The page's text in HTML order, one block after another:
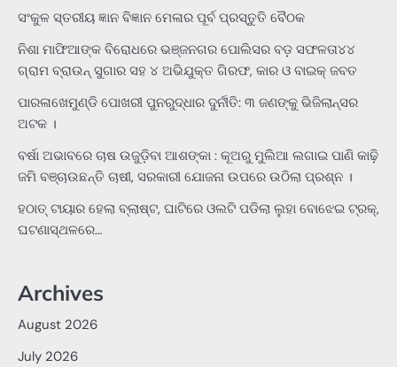
ସଂକୁଳ ସ୍ତରୀୟ ଜ୍ଞାନ ବିଜ୍ଞାନ ମେଳାର ପୂର୍ବ ପ୍ରସ୍ତୁତି ବୈଠକ
ନିଶା ମାଫିଆଙ୍କ ବିରୋଧରେ ଭଞ୍ଜନଗର ପୋଲିସର ବଡ଼ ସଫଳତା୪୪
ଗ୍ରାମ ବ୍ରାଉନ୍ ସୁଗାର ସହ ୪ ଅଭିଯୁକ୍ତ ଗିରଫ, କାର ଓ ବାଇକ୍ ଜବତ
ପାରଳାଖେମୁଣ୍ଡି ପୋଖରୀ ପୁନରୁଦ୍ଧାର ଦୁର୍ନୀତି: ୩ ଜଣଙ୍କୁ ଭିଜିଲାନ୍ସର
ଅଟକ ।
ବର୍ଷା ଅଭାବରେ ଚାଷ ଉଜୁଡ଼ିବା ଆଶଙ୍କା : କୂଅରୁ ମୁଲିଆ ଲଗାଇ ପାଣି କାଢ଼ି
ଜମି ବଞ୍ଚାଉଛନ୍ତି ଚାଷୀ, ସରକାରୀ ଯୋଜନା ଉପରେ ଉଠିଲା ପ୍ରଶ୍ନ ।
ହଠାତ୍‌ ଟାୟାର ହେଲା ବ୍ଲାଷ୍ଟ, ଘାଟିରେ ଓଲଟି ପଡିଲା ଲୁହା ବୋଝେଇ ଟ୍ରକ୍‌,
ଘଟଣାସ୍ଥଳରେ…
Archives
August 2026
July 2026